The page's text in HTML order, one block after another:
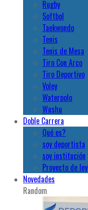
Rugby
Softbol
Taekwondo
Tenis
Tenis de Mesa
Tiro Con Arco
Tiro Deportivo
Voley
Waterpolo
Wushu
Doble Carrera
Qué es?
soy deportista
soy institución
Proyecto de ley
Novedades
Random